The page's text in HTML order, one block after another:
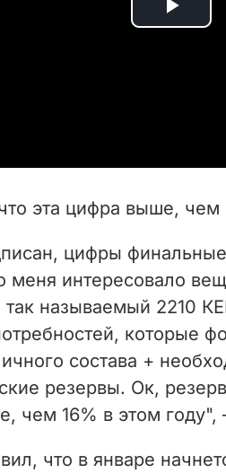
P
i
d
e
o
эта цифра выше,
цифры
меня интересовало
так называемый 2210
которые
состава +
резервы. Ок,
чем 16% в этом
что в январе